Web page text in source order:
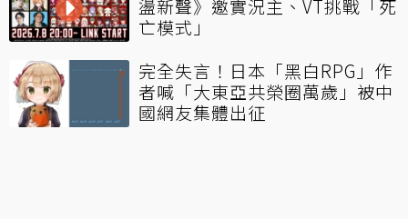
盪新聲》邀實況主、VT挑戰「死
亡模式」
完全失言！日本「黑白RPG」作
者喊「大東亞共榮圈萬歲」被中
國網友集體出征